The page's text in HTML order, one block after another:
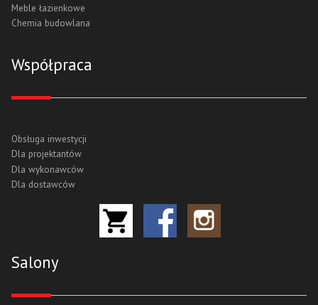
Meble łazienkowe
Chemia budowlana
Współpraca
Obsługa inwestycji
Dla projektantów
Dla wykonawców
Dla dostawców
Salony